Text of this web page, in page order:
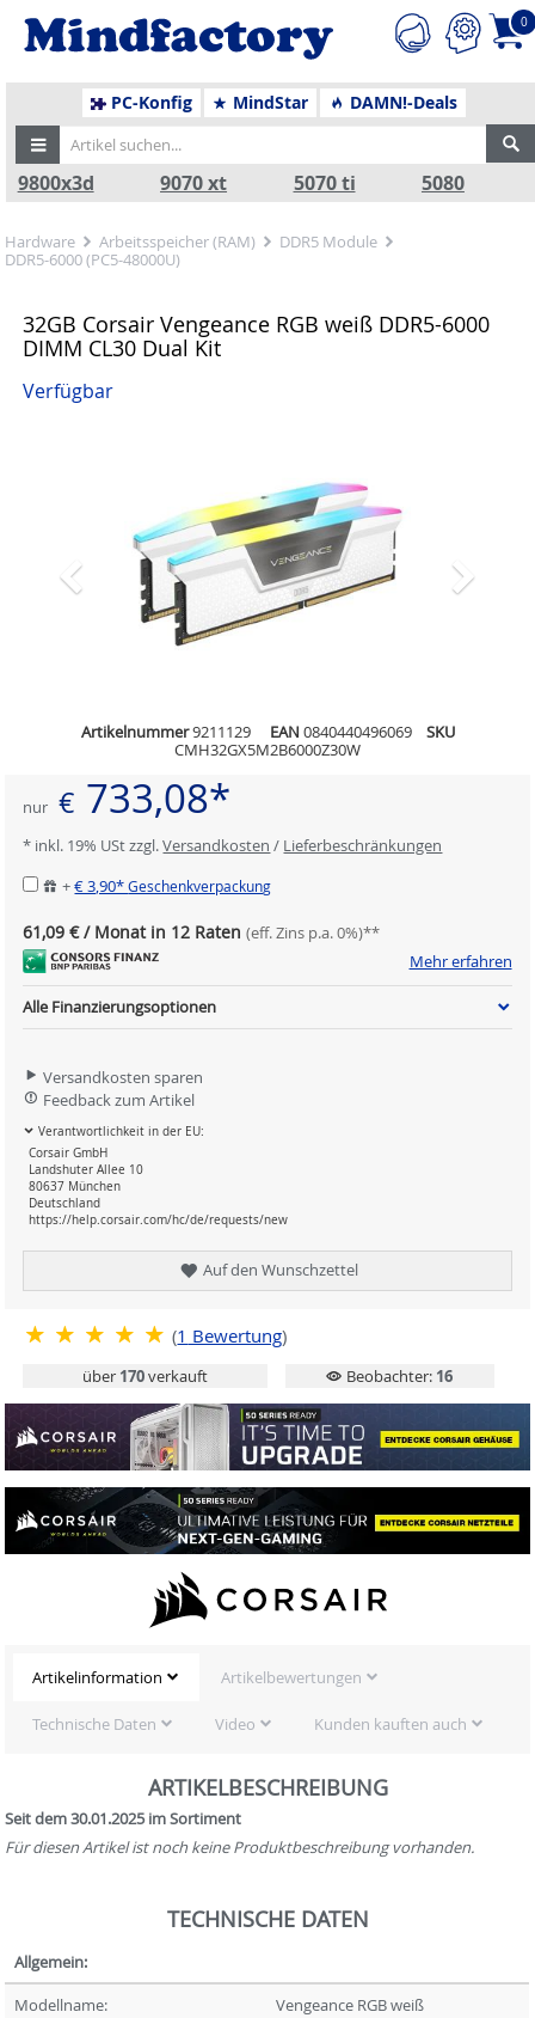
0
PC-Konfig MindStar DAMN!-Deals
9800x3d 9070 xt 5070 ti 5080
Hardware Arbeitsspeicher (RAM)
DDR5 Module
DDR5-6000 (PC5-48000U)
32GB Corsair Vengeance RGB weiß DDR5-6000
DIMM CL30 Dual Kit
Verfügbar
Artikelnummer9211129 EAN 0840440496069
SKU
CMH32GX5M2B6000Z30W
nur € 733,08*
* inkl. 19% USt zzgl.Versandkosten / Lieferbeschränkungen
+€ 3,90*Geschenkverpackung
61,09 € / Monat in 12 Raten (eff. Zins p.a. 0%)**
Mehr erfahren
Alle Finanzierungsoptionen
Versandkosten sparen
Feedback zum Artikel
Verantwortlichkeit in der EU:
Corsair GmbH
Landshuter Allee 10
80637 München
Deutschland
https://help.corsair.com/hc/de/requests/new
Auf den Wunschzettel
(1 Bewertung)
über 170verkauft Beobachter: 16
Artikelinformation Artikelbewertungen
Technische Daten Video Kunden kauften auch
ARTIKELBESCHREIBUNG
Seit dem 30.01.2025 im Sortiment
Für diesen Artikel ist noch keine Produktbeschreibung vorhanden.
TECHNISCHE DATEN
Allgemein:
Modellname:
Vengeance RGB weiß